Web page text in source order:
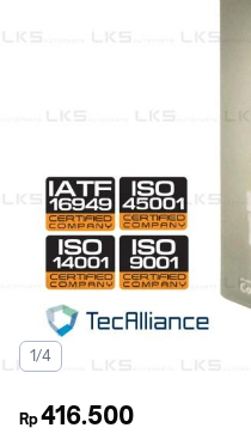
1/4
Rp416.500